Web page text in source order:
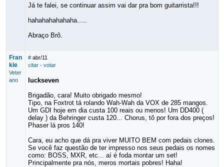
Já te falei, se continuar assim vai dar pra bom guitarrista!!!
hahahahahahaha.....
Abraço Brô.
Fran
kie
Veter
ano
# abr/11
citar· votar
luckseven
Brigadão, cara! Muito obrigado mesmo!
Tipo, na Foxtrot tá rolando Wah-Wah da VOX de 285 mangos.
Um GDI hoje em dia custa 100 reais ou menos! Um DD400 (
delay ) da Behringer custa 120... Chorus, tô por fora dos preços!
Phaser lá pros 140!
Cara, eu acho que dá pra viver MUITO BEM com pedais clones.
Se você faz questão de ter impresso nos seus pedais os nomes
como: BOSS, MXR, etc... aí é foda montar um set!
Principalmente pra nós, meros mortais pobres! Haha!